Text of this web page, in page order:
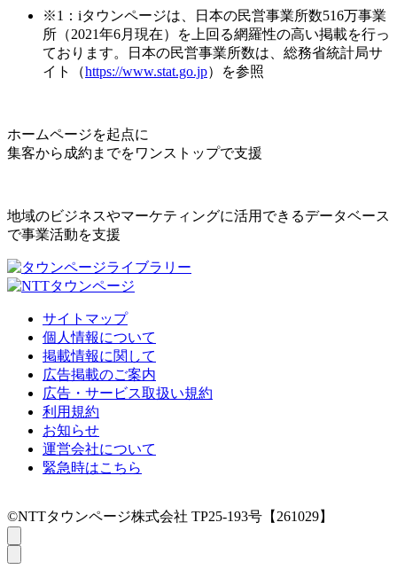
※1：iタウンページは、日本の民営事業所数516万事業
所（2021年6月現在）を上回る網羅性の高い掲載を行っ
ております。日本の民営事業所数は、総務省統計局サ
イト（https://www.stat.go.jp）を参照
ホームページを起点に
集客から成約までをワンストップで支援
地域のビジネスやマーケティングに活用できるデータベース
で事業活動を支援
サイトマップ
個人情報について
掲載情報に関して
広告掲載のご案内
広告・サービス取扱い規約
利用規約
お知らせ
運営会社について
緊急時はこちら
©NTTタウンページ株式会社 TP25-193号【261029】